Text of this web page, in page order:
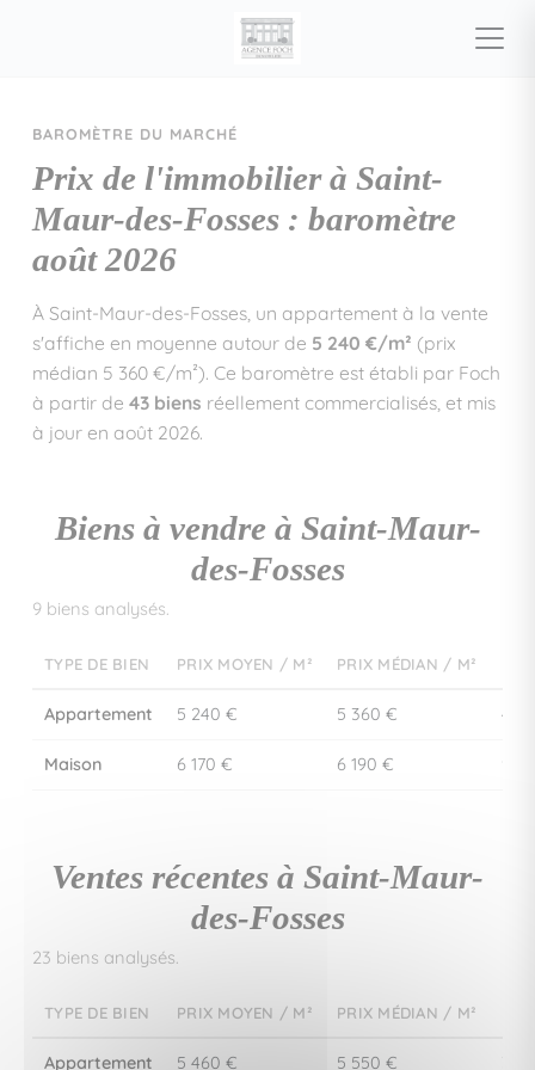
BAROMÈTRE DU MARCHÉ
Prix de l'immobilier à Saint-
Maur-des-Fosses : baromètre
août 2026
À Saint-Maur-des-Fosses, un appartement à la vente
s'affiche en moyenne autour de 5 240 €/m² (prix
médian 5 360 €/m²). Ce baromètre est établi par Foch
à partir de 43 biens réellement commercialisés, et mis
à jour en août 2026.
Biens à vendre à Saint-Maur-
des-Fosses
9 biens analysés.
TYPE DE BIEN PRIX MOYEN / M² PRIX MÉDIAN / M²
Appartement 5 240 € 5 360 €
Maison 6 170 € 6 190 €
Ventes récentes à Saint-Maur-
des-Fosses
23 biens analysés.
TYPE DE BIEN PRIX MOYEN / M² PRIX MÉDIAN / M²
Appartement 5 460 € 5 550 €